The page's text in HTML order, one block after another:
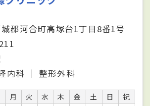
郡河合町高塚台1丁目8番1号
内科 整形外科
月 火 水 木 金 土 日
祝